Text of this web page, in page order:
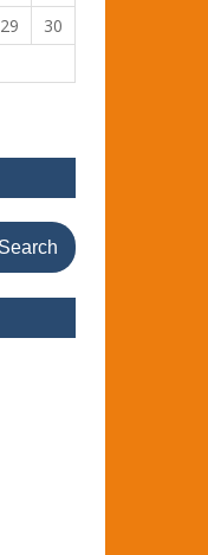
29
30